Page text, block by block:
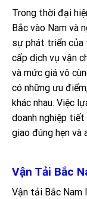
Trong thời đại
Bắc vào Nam và
sự phát triển của
cấp dịch vụ vận
và mức giá vô
có những ưu
khác nhau. Việc
doanh nghiệp
giao đúng hẹn và
Vận Tải Bắc
Vận tải Bắc Nam